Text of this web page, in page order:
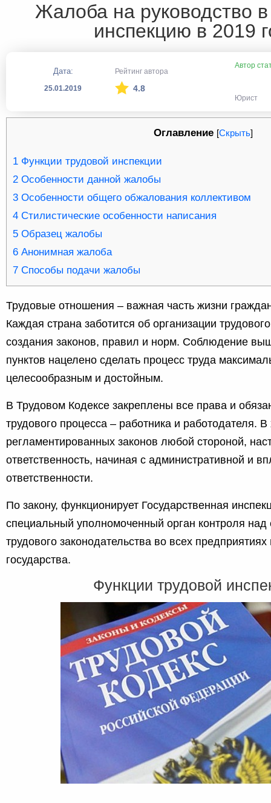
Жалоба на руководство
инспекцию в 2019
Дата:
25.01.2019
Рейтинг автора
4.8
Автор
Юрист
Оглавление [Скрыть]
1 Функции трудовой инспекции
2 Особенности данной жалобы
3 Особенности общего обжалования коллективом
4 Стилистические особенности написания
5 Образец жалобы
6 Анонимная жалоба
7 Способы подачи жалобы
Трудовые отношения – важная часть жизни
Каждая страна заботится об организации
создания законов, правил и норм. Соблюдение
пунктов нацелено сделать процесс труда
целесообразным и достойным.
В Трудовом Кодексе закреплены все права и
трудового процесса – работника и работодателя.
регламентированных законов любой стороной,
ответственность, начиная с административной и
ответственности.
По закону, функционирует Государственная
специальный уполномоченный орган контроля
трудового законодательства во всех
государства.
Функции трудовой